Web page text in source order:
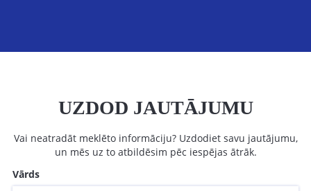
UZDOD JAUTĀJUMU
Vai neatradāt meklēto informāciju? Uzdodiet savu jautājumu,
un mēs uz to atbildēsim pēc iespējas ātrāk.
Vārds